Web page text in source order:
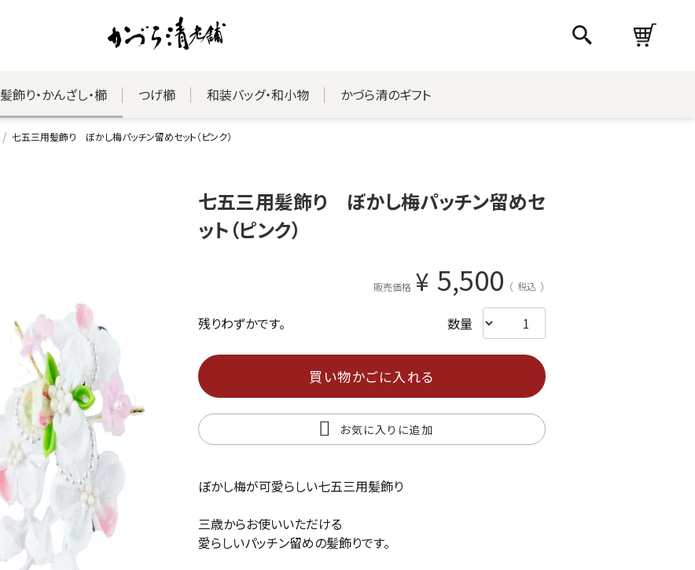
髪飾り・かんざし・櫛 つげ櫛 和装バッグ・和小物 かづら清のギフト
七五三用髪飾り ぼかし梅パッチン留めセット（ピンク）
七五三用髪飾り ぼかし梅パッチン留めセ
ット（ピンク）
販売価格 ¥ 5,500 税込
残りわずかです。
お気に入りに追加
買い物かごに入れる
ぼかし梅が可愛らしい七五三用髪飾り
三歳からお使いいただける
愛らしいパッチン留めの髪飾りです。